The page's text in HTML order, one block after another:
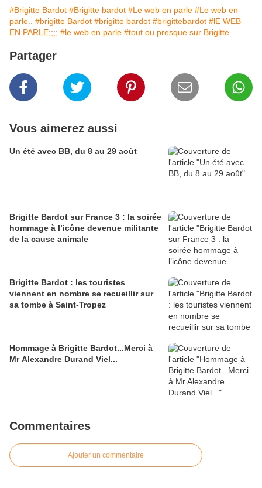
#Brigitte Bardot #Brigitte bardot #Le web en parle #Le web en
parle..
#brigitte Bardot #brigitte bardot #brigittebardot #lE WEB
EN PARLE;;;; #le web en parle #tout ou presque sur Brigitte
Partager
Vous aimerez aussi
Un été avec BB, du 8 au 29 août
Brigitte Bardot sur France 3 : la soirée
hommage à l’icône devenue militante
de la cause animale
Brigitte Bardot : les touristes
viennent en nombre se recueillir sur
sa tombe à Saint-Tropez
Hommage à Brigitte Bardot...Merci à
Mr Alexandre Durand Viel...
Commentaires
Ajouter un commentaire